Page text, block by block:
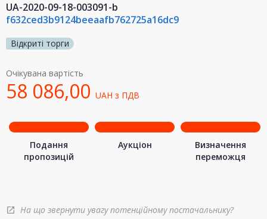
UA-2020-09-18-003091-b
f632ced3b9124beeaafb762725a16dc9
Відкриті торги
Очікувана вартість
58 086,00 UAH з ПДВ
Подання
пропозицій
Аукціон
Визначення
переможця
open_in_new На що звернути увагу потенційному постачальнику?